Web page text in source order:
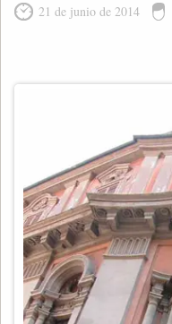
21 de junio de 2014